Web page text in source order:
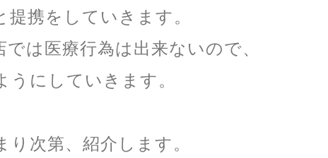
携をしていきます。
は医療行為は出来ないので、
にしていきます。
次第、紹介します。